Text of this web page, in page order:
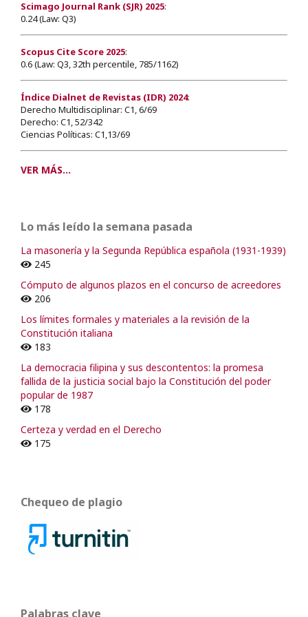
Scimago Journal Rank (SJR) 2025:
0.24 (Law: Q3)
Scopus Cite Score 2025:
0.6 (Law: Q3, 32th percentile, 785/1162)
Índice Dialnet de Revistas (IDR) 2024:
Derecho Multidisciplinar: C1, 6/69
Derecho: C1, 52/342
Ciencias Políticas: C1,13/69
VER MÁS...
Lo más leído la semana pasada
La masonería y la Segunda República española (1931-1939)
245
Cómputo de algunos plazos en el concurso de acreedores
206
Los límites formales y materiales a la revisión de la
Constitución italiana
183
La democracia filipina y sus descontentos: la promesa
fallida de la justicia social bajo la Constitución del poder
popular de 1987
178
Certeza y verdad en el Derecho
175
Chequeo de plagio
Palabras clave